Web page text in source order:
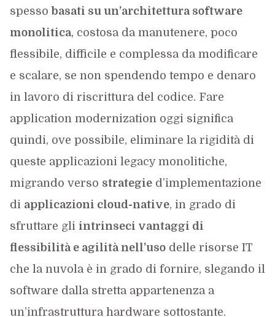
spesso basati su un’architettura software
monolitica, costosa da manutenere, poco
flessibile, difficile e complessa da modificare
e scalare, se non spendendo tempo e denaro
in lavoro di riscrittura del codice. Fare
application modernization oggi significa
quindi, ove possibile, eliminare la rigidità di
queste applicazioni legacy monolitiche,
migrando verso strategied’implementazione
di applicazioni cloud-native, in grado di
sfruttare gli intrinseci vantaggi di
flessibilità e agilità nell’usodelle risorse IT
che la nuvola è in grado di fornire, slegando il
software dalla stretta appartenenza a
un’infrastruttura hardware sottostante.